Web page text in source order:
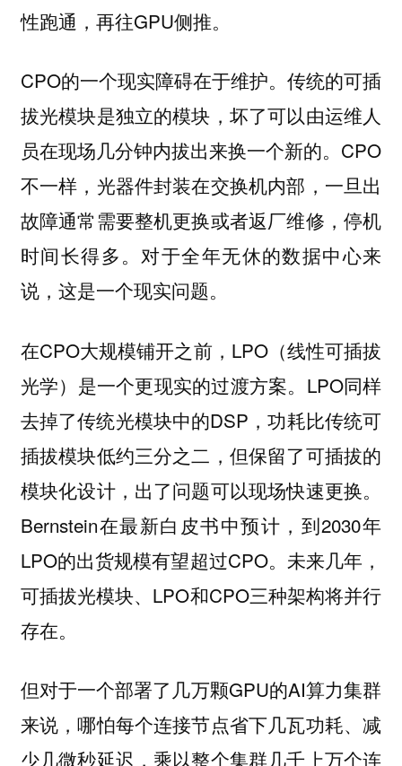
性跑通，再往GPU侧推。
CPO的一个现实障碍在于维护。传统的可插
拔光模块是独立的模块，坏了可以由运维人
员在现场几分钟内拔出来换一个新的。CPO
不一样，光器件封装在交换机内部，一旦出
故障通常需要整机更换或者返厂维修，停机
时间长得多。对于全年无休的数据中心来
说，这是一个现实问题。
在CPO大规模铺开之前，LPO（线性可插拔
光学）是一个更现实的过渡方案。LPO同样
去掉了传统光模块中的DSP，功耗比传统可
插拔模块低约三分之二，但保留了可插拔的
模块化设计，出了问题可以现场快速更换。
Bernstein在最新白皮书中预计，到2030年
LPO的出货规模有望超过CPO。未来几年，
可插拔光模块、LPO和CPO三种架构将并行
存在。
但对于一个部署了几万颗GPU的AI算力集群
来说，哪怕每个连接节点省下几瓦功耗、减
少几微秒延迟，乘以整个集群几千上万个连